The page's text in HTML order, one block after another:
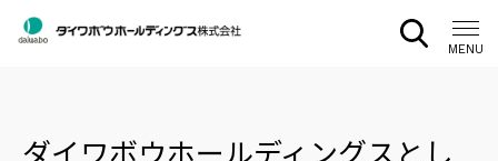
CLOSE
MENU
ダイワボウホールディングスとし